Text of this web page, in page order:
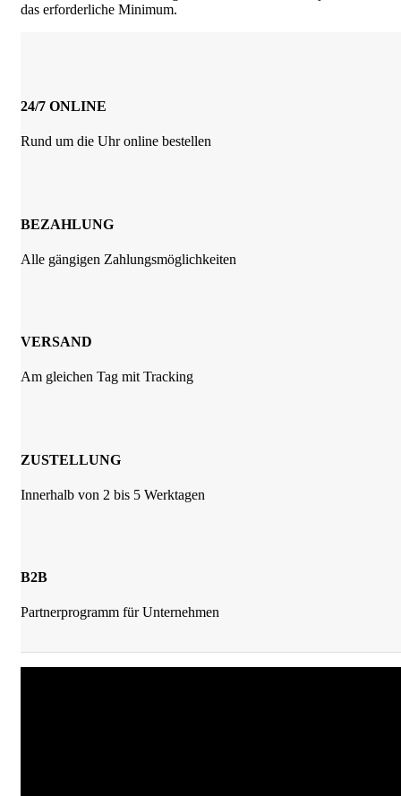
das erforderliche Minimum.
24/7 ONLINE
Rund um die Uhr online bestellen
BEZAHLUNG
Alle gängigen Zahlungsmöglichkeiten
VERSAND
Am gleichen Tag mit Tracking
ZUSTELLUNG
Innerhalb von 2 bis 5 Werktagen
B2B
Partnerprogramm für Unternehmen